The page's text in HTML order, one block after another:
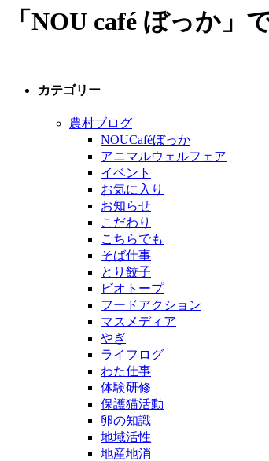
「NOU café ぼっか」
カテゴリー
農村ブログ
NOUCaféぼっか
アニマルウェルフェア
イベント
お気に入り
お知らせ
こだわり
こちらでも
そば仕事
とり餃子
ビオトープ
フードアクション
マスメディア
やぎ
ライフログ
わた仕事
体験研修
保護猫活動
卵の知識
地域活性
地産地消